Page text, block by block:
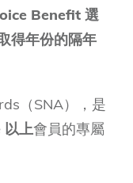
？
Credits？
NUA？
會員如何最大
Benefit 選
得年份的隔年
（SNA），是
上會員的專屬